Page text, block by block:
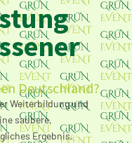
Deutschland?
Weiterbildung und
saubere,
Ergebnis.